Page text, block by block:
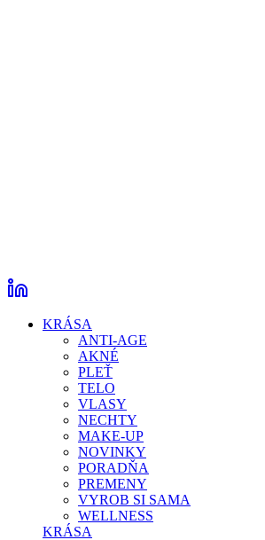
KRÁSA
ANTI-AGE
AKNÉ
PLEŤ
TELO
VLASY
NECHTY
MAKE-UP
NOVINKY
PORADŇA
PREMENY
VYROB SI SAMA
WELLNESS
KRÁSA